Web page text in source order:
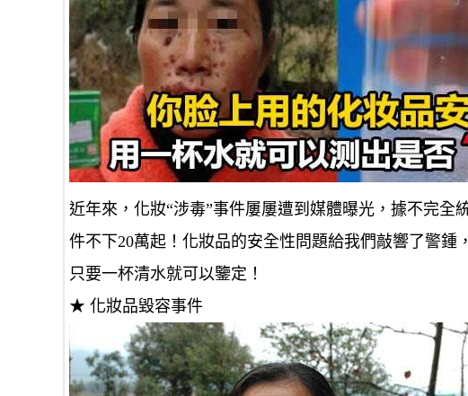
近年來，化妝“涉毒”事件屢屢遭到媒體曝光，據不完
件不下20萬起！化妝品的安全性問題給我們敲響了警
只要一杯清水就可以鑒定！
★ 化妝品毀容事件